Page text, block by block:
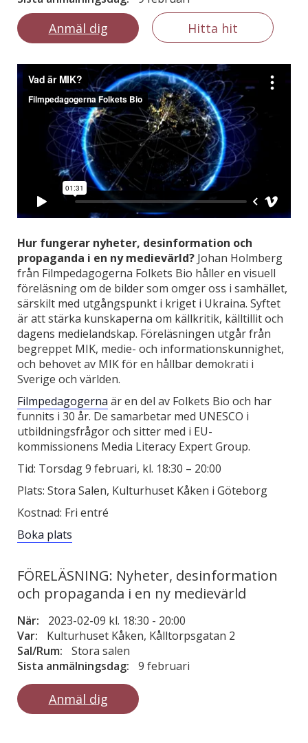
Anmäl dig Hitta hit
Hur fungerar nyheter, desinformation och
propaganda i en ny medievärld? Johan Holmberg
från Filmpedagogerna Folkets Bio håller en visuell
föreläsning om de bilder som omger oss i samhället,
särskilt med utgångspunkt i kriget i Ukraina. Syftet
är att stärka kunskaperna om källkritik, källtillit och
dagens medielandskap. Föreläsningen utgår från
begreppet MIK, medie- och informationskunnighet,
och behovet av MIK för en hållbar demokrati i
Sverige och världen.
Filmpedagogerna är en del av Folkets Bio och har
funnits i 30 år. De samarbetar med UNESCO i
utbildningsfrågor och sitter med i EU-
kommissionens Media Literacy Expert Group.
Tid: Torsdag 9 februari, kl. 18:30 – 20:00
Plats: Stora Salen, Kulturhuset Kåken i Göteborg
Kostnad: Fri entré
Boka plats
FÖRELÄSNING: Nyheter, desinformation
och propaganda i en ny medievärld
När: 2023-02-09 kl. 18:30 - 20:00
Var:
Kulturhuset Kåken, Kålltorpsgatan 2
Sal/Rum:
Stora salen
Sista anmälningsdag:
9 februari
Anmäl dig